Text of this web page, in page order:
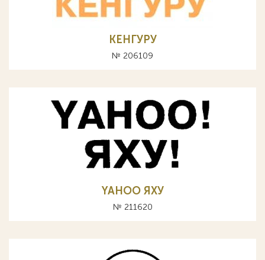
КЕНГУРУ
№ 206109
YAHOO ЯХУ
№ 211620